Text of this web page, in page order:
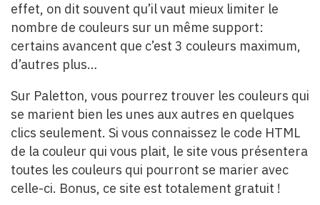
effet, on dit souvent qu’il vaut mieux limiter le
nombre de couleurs sur un même support:
certains avancent que c’est 3 couleurs maximum,
d’autres plus…
Sur Paletton, vous pourrez trouver les couleurs qui
se marient bien les unes aux autres en quelques
clics seulement. Si vous connaissez le code HTML
de la couleur qui vous plait, le site vous présentera
toutes les couleurs qui pourront se marier avec
celle-ci. Bonus, ce site est totalement gratuit !